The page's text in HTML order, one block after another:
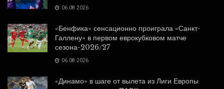
06.08.2026
«Бенфика» сенсационно проиграла «Санкт-
Галлену» в первом еврокубковом матче
сезона-2026/27
06.08.2026
«Динамо» в шаге от вылета из Лиги Европы